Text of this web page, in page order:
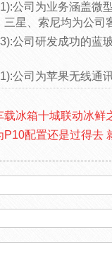
公司为业务涵盖微
星、索尼均为公司
公司研发成功的蓝
公司为苹果无线通
载冰箱十城联动冰鲜
P10配置还是过得去